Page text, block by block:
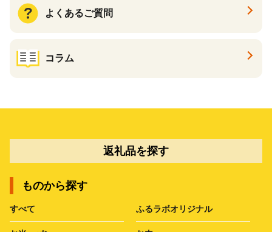
よくあるご質問
コラム
返礼品を探す
ものから探す
すべて ふるラボオリジナル